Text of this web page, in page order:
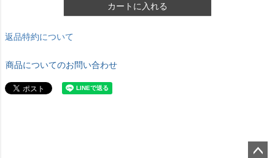
カートに入れる
返品特約について
商品についてのお問い合わせ